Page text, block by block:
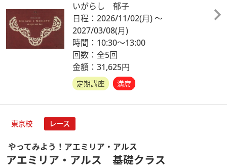
いがらし 郁子
日程：2026/11/02(月)～
2027/03/08(月)
時間：10:30～13:00
回数：全5回
金額：31,625円
定期講座 満席
東京校 レース
やってみよう！アエミリア・アルス
アエミリア・アルス 基礎クラス